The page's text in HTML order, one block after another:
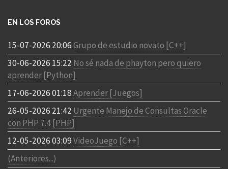
EN LOS FOROS
15-07-2026 20:06Grupo de estudio novato [C++]
30-06-2026 15:22 No sé nada de phayton pero quiero
aprender [Python]
17-06-2026 01:18Aprender [Juegos]
26-05-2026 21:42 Urgente Manejo de Consultas Oracle
con PHP 7.4 [PHP]
12-05-2026 03:09VideoJuego [C++]
(Anteriores...)